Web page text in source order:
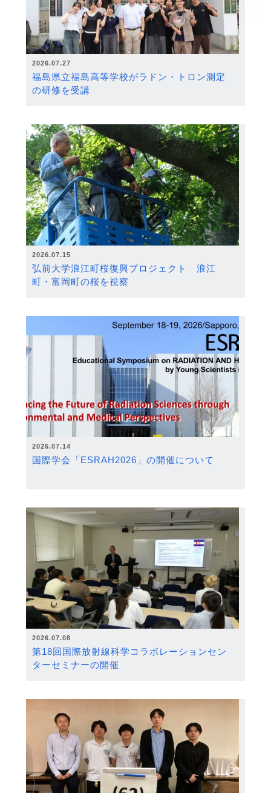
2026.07.27
福島県立福島高等学校がラドン・トロン測定
の研修を受講
2026.07.15
弘前大学浪江町桜復興プロジェクト 浪江
町・富岡町の桜を視察
2026.07.14
国際学会「ESRAH2026」の開催について
2026.07.08
第18回国際放射線科学コラボレーションセン
ターセミナーの開催